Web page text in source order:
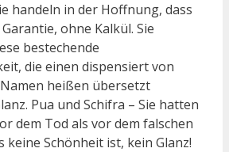
handeln in der Hoffnung, dass
ohne Kalkül. Sie
bestechende
die einen dispensiert von
heißen übersetzt
Pua und Schifra – Sie hatten
dem Tod als vor dem falschen
keine Schönheit ist, kein Glanz!